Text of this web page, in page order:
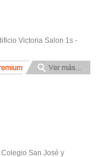
Victoria Salon 1s -
San José y